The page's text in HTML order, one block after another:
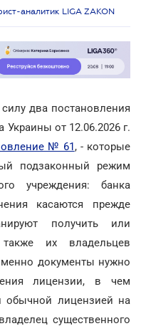
аналитик LIGA ZAKON
два постановления
от 12.06.2026 г.
№ 61, - которые
подзаконный режим
учреждения: банка
касаются прежде
получить или
их владельцев
документы нужно
лицензии, в чем
обычной лицензией на
существенного